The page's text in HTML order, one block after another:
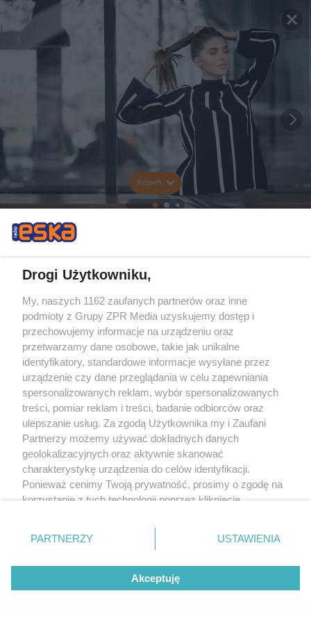
Rozwiń
Drogi Użytkowniku,
My, naszych 1162 zaufanych partnerów oraz inne
podmioty z Grupy ZPR Media uzyskujemy dostęp i
przechowujemy informacje na urządzeniu oraz
przetwarzamy dane osobowe, takie jak unikalne
identyfikatory, standardowe informacje wysyłane przez
urządzenie czy dane przeglądania w celu zapewniania
spersonalizowanych reklam, wybór spersonalizowanych
treści, pomiar reklam i treści, badanie odbiorców oraz
ulepszanie usług. Za zgodą Użytkownika my i Zaufani
Partnerzy możemy używać dokładnych danych
geolokalizacyjnych oraz aktywnie skanować
charakterystykę urządzenia do celów identyfikacji.
Ponieważ cenimy Twoją prywatność, prosimy o zgodę na
korzystanie z tych technologii poprzez kliknięcie
zmienić/wycofać klikając przycisk ustawień prywatności
znajdujący się w lewym dolnym rogu strony
rodzaje przetwarzania danych nie wymagają zgody
użytkownika, ale masz prawo sprzeciwić się takiemu
przetwarzaniu. Preferencje będą miały zastosowanie tylko
PARTNERZY USTAWIENIA
Akceptuję